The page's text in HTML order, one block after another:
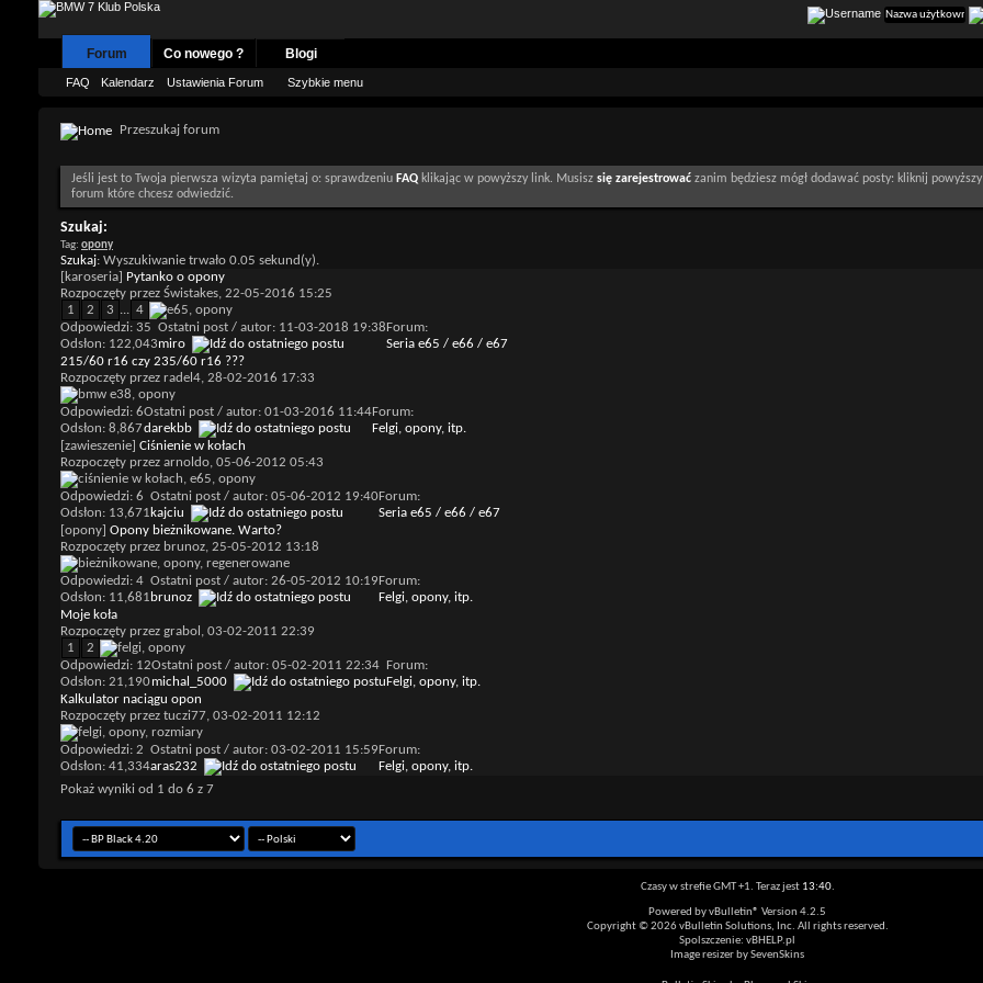
Forum
FAQ Kalendarz Ustawienia Forum Szybkie menu
Co nowego ? Blogi
Przeszukaj forum
Jeśli jest to Twoja pierwsza wizyta pamiętaj o: sprawdzeniu FAQ klikając w powyższy link. Musisz się zarejestrować zanim będziesz mógł dodawać posty: kliknij
forum które chcesz odwiedzić.
Szukaj:
Tag: opony
Szukaj: Wyszukiwanie trwało 0.05 sekund(y).
[karoseria] Pytanko o opony
Rozpoczęty przez Świstakes, 22-05-2016 15:25
1
2 3 ... 4
Odpowiedzi: 35
Odsłon: 122,043
Ostatni post / autor: 11-03-2018 19:38
miro
Forum:
Seria e65 / e66 / e67
215/60 r16 czy 235/60 r16 ???
Rozpoczęty przez radel4, 28-02-2016 17:33
Odpowiedzi: 6
Odsłon: 8,867
Ostatni post / autor: 01-03-2016 11:44
darekbb
Forum:
Felgi, opony, itp.
[zawieszenie] Ciśnienie w kołach
Rozpoczęty przez arnoldo, 05-06-2012 05:43
Odpowiedzi: 6
Odsłon: 13,671
Ostatni post / autor: 05-06-2012 19:40
kajciu
Forum:
Seria e65 / e66 / e67
[opony] Opony bieżnikowane. Warto?
Rozpoczęty przez brunoz, 25-05-2012 13:18
Odpowiedzi: 4
Odsłon: 11,681
Ostatni post / autor: 26-05-2012 10:19
brunoz
Forum:
Felgi, opony, itp.
Moje koła
Rozpoczęty przez grabol , 03-02-2011 22:39
1
2
Odpowiedzi: 12
Odsłon: 21,190
Ostatni post / autor: 05-02-2011 22:34
michal_5000
Forum:
Felgi, opony, itp.
Kalkulator naciągu opon
Rozpoczęty przez tuczi77, 03-02-2011 12:12
Odpowiedzi: 2
Odsłon: 41,334
Ostatni post / autor: 03-02-2011 15:59
aras232
Forum:
Felgi, opony, itp.
Pokaż wyniki od 1 do 6 z 7
Czasy w strefie GMT +1. Teraz jest 13:40.
Powered by vBulletin® Version 4.2.5
Copyright © 2026 vBulletin Solutions, Inc. All rights reserved.
Spolszczenie: vBHELP.pl
Image resizer by SevenSkins